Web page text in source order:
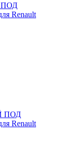
Renault